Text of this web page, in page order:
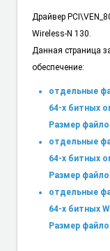
Драйвер
Wireless-N 130.
Данная страница
обеспечение:
отдельные
64-х битных
Размер
отдельные
64-х битных
Размер
отдельные
64-х битных
Размер